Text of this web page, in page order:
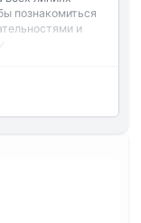
познакомиться
и
садиться и
линиях в